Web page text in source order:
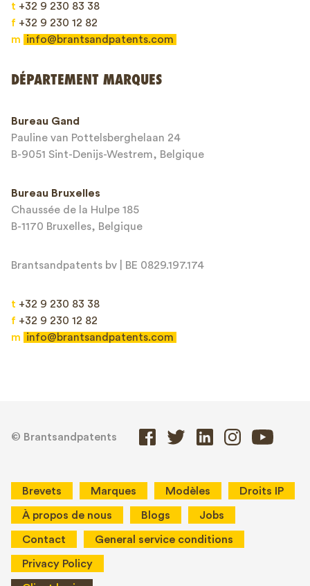
This site is protected by reCAPTCHA and the Google
t +32 9 230 83 38
f +32 9 230 12 82
m
info@brantsandpatents.com
DÉPARTEMENT MARQUES
Bureau Gand
Pauline van Pottelsberghelaan 24
B-9051 Sint-Denijs-Westrem, Belgique
Bureau Bruxelles
Chaussée de la Hulpe 185
B-1170 Bruxelles, Belgique
Brantsandpatents bv | BE 0829.197.174
t +32 9 230 83 38
f +32 9 230 12 82
m
info@brantsandpatents.com
© Brantsandpatents
Brevets Marques Modèles Droits IP
À propos de nous Blogs Jobs
Contact General service conditions
Privacy Policy